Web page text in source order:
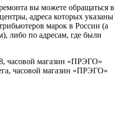
вы можете обращаться в
адреса которых указаны
марок в России (а
либо по адресам, где были
часовой магазин «ПРЭГО»
часовой магазин «ПРЭГО»